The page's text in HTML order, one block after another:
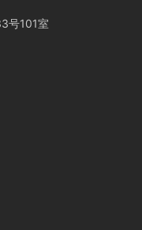
号101室